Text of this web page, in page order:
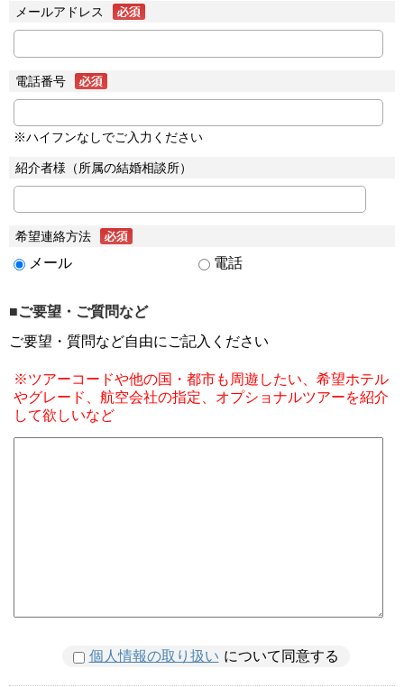
メールアドレス
電話番号
※ハイフンなしでご入力ください
紹介者様（所属の結婚相談所）
希望連絡方法
メール 電話
■ご要望・ご質問など
ご要望・質問など自由にご記入ください
※ツアーコードや他の国・都市も周遊したい、希望ホテル
やグレード、航空会社の指定、オプショナルツアーを紹介
して欲しいなど
個人情報の取り扱い について同意する